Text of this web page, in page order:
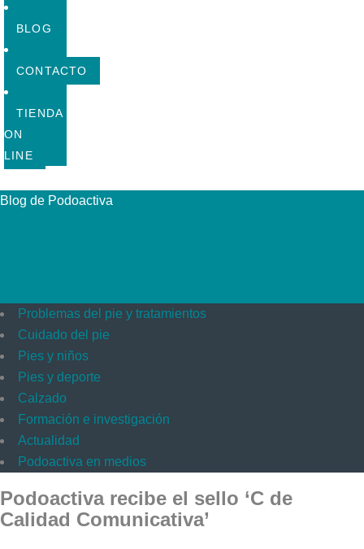
BLOG
CONTACTO
TIENDA
ON
LINE
Blog de Podoactiva
Problemas del pie y tratamientos
Cuidado del pie
Pies y niños
Pies y deporte
Calzado
Formación e investigación
Actualidad
Podoactiva en medios
Podoactiva recibe el sello ‘C de
Calidad Comunicativa’